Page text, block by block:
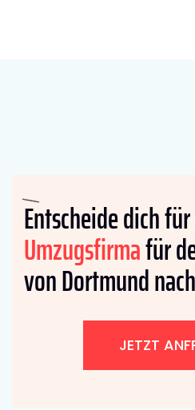
Entscheide dich
Umzugsfirmafür
von Dortmund
JETZT